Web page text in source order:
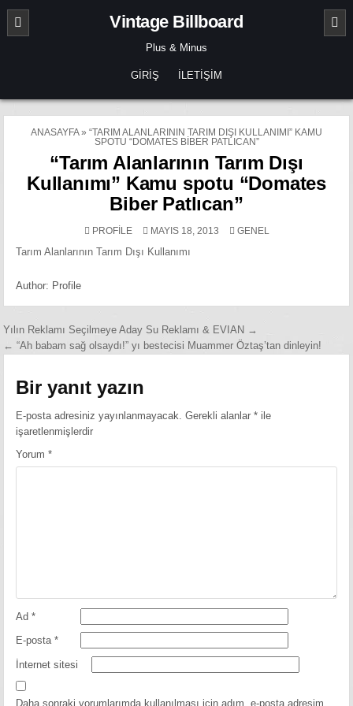
Skip
content
Vintage Billboard
Plus & Minus
GIRIŞ İLETIŞIM
ANASAYFA» “TARIM ALANLARININ TARIM DIŞI KULLANIMI” KAMU
SPOTU “DOMATES BIBER PATLICAN”
“Tarım Alanlarının Tarım Dışı
Kullanımı” Kamu spotu “Domates
Biber Patlıcan”
PROFILE MAYIS 18, 2013
POSTED
GENEL
Tarım Alanlarının Tarım Dışı Kullanımı
Author: Profile
Yazı
gezinmesi
Yılın Reklamı Seçilmeye Aday Su Reklamı & EVIAN →
← “Ah babam sağ olsaydı!” yı bestecisi Muammer Öztaş’tan dinleyin!
Bir yanıt yazın
E-posta adresiniz yayınlanmayacak. Gerekli alanlar* ile
işaretlenmişlerdir
Yorum*
Ad*
E-posta*
İnternet sitesi
Daha sonraki yorumlarımda kullanılması için adım, e-posta adresim